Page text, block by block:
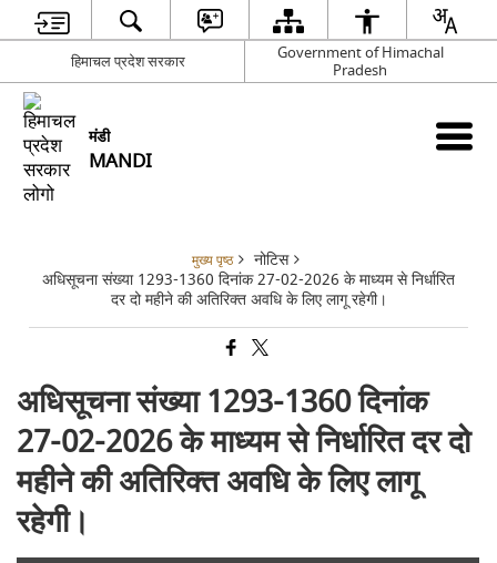
हिमाचल प्रदेश सरकार
Government of Himachal
Pradesh
मंडी
MANDI
मुख्य पृष्ठ
नोटिस
अधिसूचना संख्या 1293-1360 दिनांक 27-02-2026 के माध्यम से निर्धारित
दर दो महीने की अतिरिक्त अवधि के लिए लागू रहेगी।
अधिसूचना संख्या 1293-1360 दिनांक
27-02-2026 के माध्यम से निर्धारित दर दो
महीने की अतिरिक्त अवधि के लिए लागू
रहेगी।